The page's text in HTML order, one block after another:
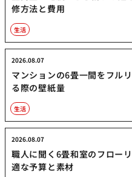
修方法と費用
生活
マンションの6畳一間をフル
る際の壁紙量
2026.08.07
生活
職人に聞く6畳和室のフロー
適な予算と素材
2026.08.07